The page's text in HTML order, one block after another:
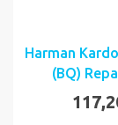
Harman
(BQ)